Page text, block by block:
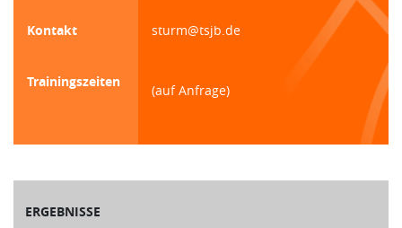
Kontakt sturm@tsjb.de
Trainingszeiten
(auf Anfrage)
ERGEBNISSE